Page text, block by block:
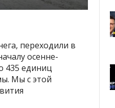
переходили в
осенне-
435 единиц
Мы с этой